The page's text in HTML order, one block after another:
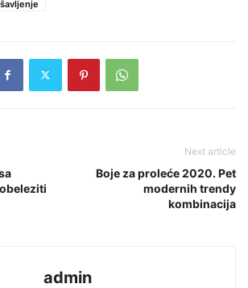
Next article
Boje za proleće 2020. Pet
modernih trendy
kombinacija
admin